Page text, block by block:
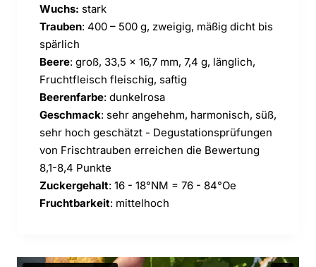
Wuchs: stark
Trauben: 400 – 500 g, zweigig, mäßig dicht bis
spärlich
Beere: groß, 33,5 x 16,7 mm, 7,4 g, länglich,
Fruchtfleisch fleischig, saftig
Beerenfarbe: dunkelrosa
Geschmack: sehr angehehm, harmonisch, süß,
sehr hoch geschätzt - Degustationsprüfungen
von Frischtrauben erreichen die Bewertung
8,1-8,4 Punkte
Zuckergehalt: 16 - 18°NM = 76 - 84°Oe
Fruchtbarkeit: mittelhoch